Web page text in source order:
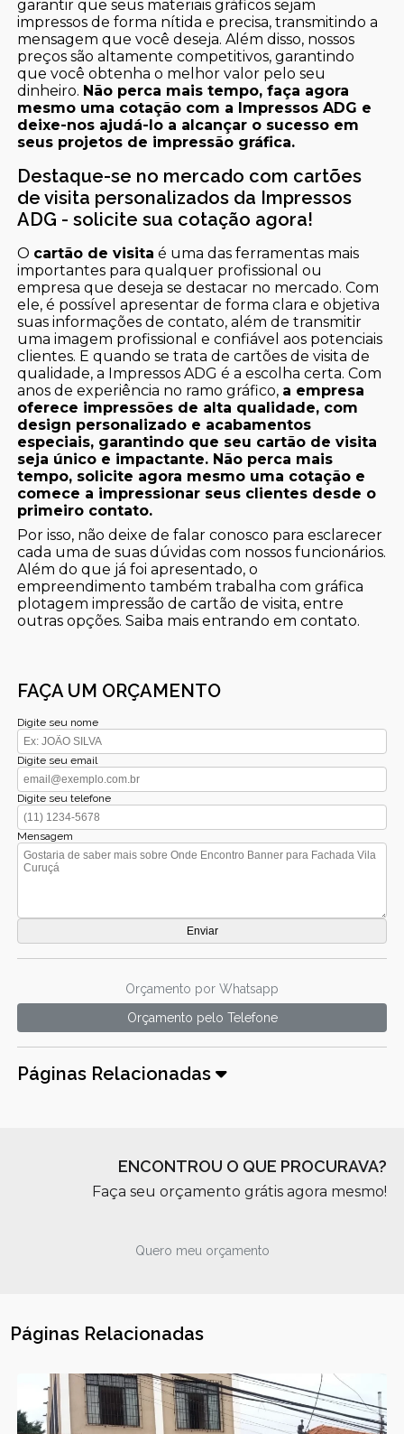
garantir que seus materiais gráficos sejam
impressos de forma nítida e precisa, transmitindo a
mensagem que você deseja. Além disso, nossos
preços são altamente competitivos, garantindo
que você obtenha o melhor valor pelo seu
dinheiro. Não perca mais tempo, faça agora
mesmo uma cotação com a Impressos ADG e
deixe-nos ajudá-lo a alcançar o sucesso em
seus projetos de impressão gráfica.
Destaque-se no mercado com cartões
de visita personalizados da Impressos
ADG - solicite sua cotação agora!
O cartão de visita é uma das ferramentas mais
importantes para qualquer profissional ou
empresa que deseja se destacar no mercado. Com
ele, é possível apresentar de forma clara e objetiva
suas informações de contato, além de transmitir
uma imagem profissional e confiável aos potenciais
clientes. E quando se trata de cartões de visita de
qualidade, a Impressos ADG é a escolha certa. Com
anos de experiência no ramo gráfico, a empresa
oferece impressões de alta qualidade, com
design personalizado e acabamentos
especiais, garantindo que seu cartão de visita
seja único e impactante. Não perca mais
tempo, solicite agora mesmo uma cotação e
comece a impressionar seus clientes desde o
primeiro contato.
Por isso, não deixe de falar conosco para esclarecer
cada uma de suas dúvidas com nossos funcionários.
Além do que já foi apresentado, o
empreendimento também trabalha com gráfica
plotagem impressão de cartão de visita, entre
outras opções. Saiba mais entrando em contato.
FAÇA UM ORÇAMENTO
Digite seu nome
Digite seu email
Digite seu telefone
Mensagem
Orçamento por Whatsapp
Orçamento pelo Telefone
Páginas Relacionadas
ENCONTROU O QUE PROCURAVA?
Faça seu orçamento grátis agora mesmo!
Quero meu orçamento
Páginas Relacionadas